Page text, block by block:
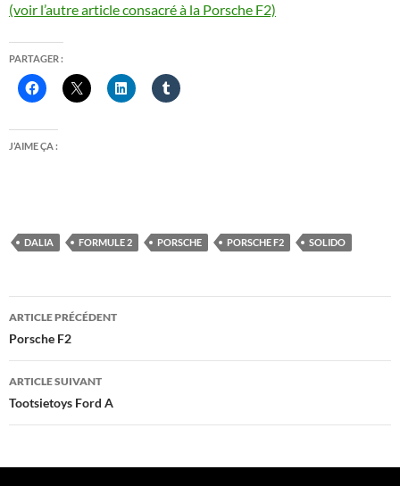
(voir l’autre article consacré à la Porsche F2)
PARTAGER :
J’AIME ÇA :
DALIA FORMULE 2 PORSCHE PORSCHE F2 SOLIDO
Navigation
des
articles
ARTICLE PRÉCÉDENT
Porsche F2
ARTICLE SUIVANT
Tootsietoys Ford A